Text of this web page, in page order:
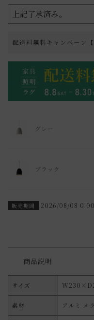
配送料無料キャンペーン【
グレー
ブラック
販売期間 2026/08/08 0:00
商品説明
サイズ
素材 アルミ メ